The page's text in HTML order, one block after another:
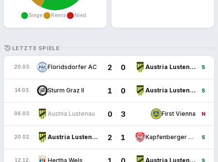
HISTORY LETZTE SPIELE
20.03. Floridsdorfer AC 2 : 0 Austria Lustenau S
14.03. Sturm Graz II 1 : 0 Austria Lustenau S
06.03. Austria Lustenau 0 : 3 First Vienna N
20.02. Austria Lustenau 2 : 1 Kapfenberger SV S
12.12. Hertha Wels : Austria Lustenau S